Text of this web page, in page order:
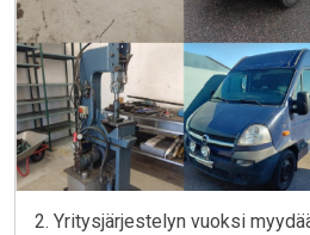
2. Yritysjärjestelyn vuoksi